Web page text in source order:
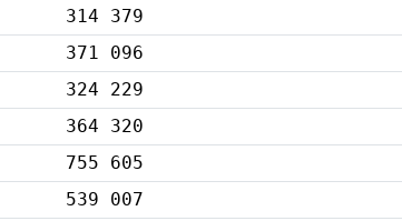
314 379
371 096
324 229
364 320
755 605
539 007